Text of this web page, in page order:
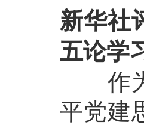
新华社
五论学
作为
平党建